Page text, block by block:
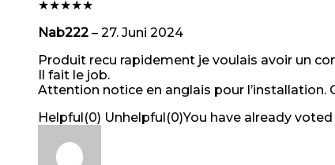
★★★★★
Nab222 – 27. Juni 2024
Produit recu rapidement je voulais avoir un
Il fait le job.
Attention notice en anglais pour l’installation.
Helpful(0) Unhelpful(0)You have already